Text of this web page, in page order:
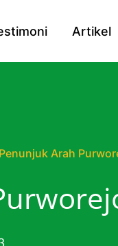
Artikel
Arah